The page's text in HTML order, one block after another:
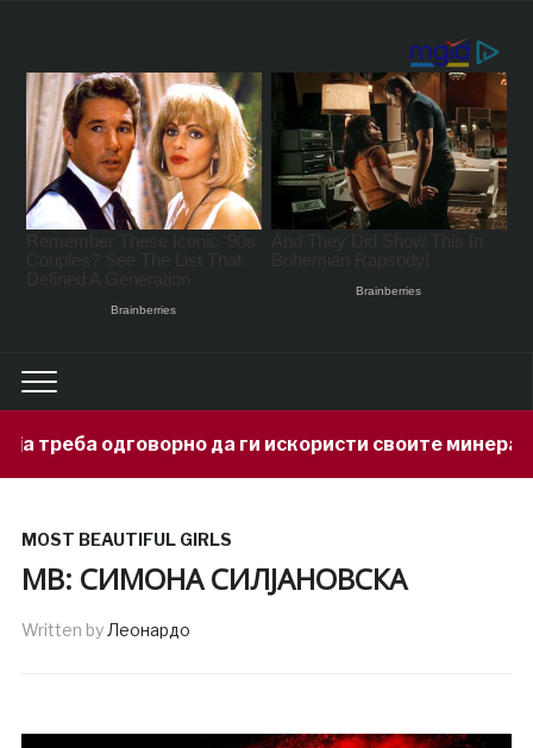
ги искористи своите минерални богатства
MOST BEAUTIFUL GIRLS
MB: СИМОНА СИЛЈАНОВСКА
Written byЛеонардо